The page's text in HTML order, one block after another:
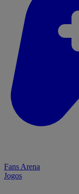
Fans Arena
Jogos